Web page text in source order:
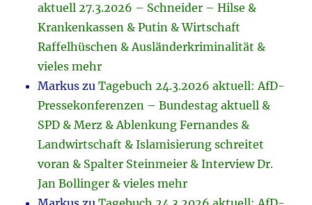
aktuell 27.3.2026 – Schneider – Hilse &
Krankenkassen & Putin & Wirtschaft
Raffelhüschen & Ausländerkriminalität &
vieles mehr
Markus zuTagebuch 24.3.2026 aktuell: AfD-
Pressekonferenzen – Bundestag aktuell &
SPD & Merz & Ablenkung Fernandes &
Landwirtschaft & Islamisierung schreitet
voran & Spalter Steinmeier & Interview Dr.
Jan Bollinger & vieles mehr